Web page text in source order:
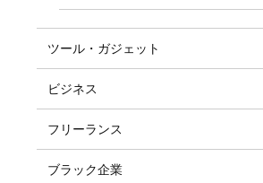
ツール・ガジェット
ビジネス
フリーランス
ブラック企業